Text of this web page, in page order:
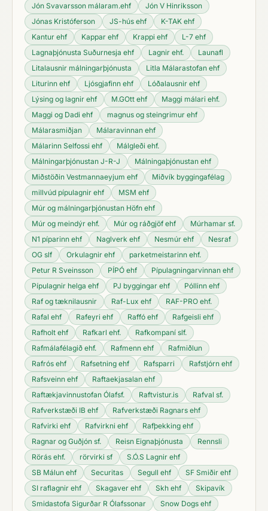
Jón Svavarsson málaram.ehf
Jón V Hinriksson
Jónas Kristóferson
JS-hús ehf
K-TAK ehf
Kantur ehf
Kappar ehf Krappi ehf
L-7 ehf
Lagnaþjónusta Suðurnesja ehf
Lagnir ehf.
Launafl
Litalausnir málningarþjónusta
Litla Málarastofan ehf
Liturinn ehf
Ljósgjafinn ehf
Lóðalausnir ehf
Lýsing og lagnir ehf
M.GOtt ehf
Maggi málari ehf.
Maggi og Dadi ehf
magnus og steingrimur ehf
Málarasmiðjan
Málaravinnan ehf
Málarinn Selfossi ehf
Málgleði ehf.
Málningarþjónustan J-R-J
Málningaþjónustan ehf
Miðstöðin Vestmannaeyjum ehf
Miðvík byggingafélag
millvúd pípulagnir ehf
MSM ehf
Múr og málningarþjónustan Höfn ehf
Múr og meindýr ehf.
Múr og ráðgjöf ehf
Múrhamar sf.
N1 píparinn ehf
Naglverk ehf Nesmúr ehf
Nesraf
OG slf
Orkulagnir ehf
parketmeistarinn ehf.
Petur R Sveinsson
PÍPÓ ehf
Pípulagningarvinnan ehf
Pípulagnir helga ehf
PJ byggingar ehf
Póllinn ehf
Raf og tæknilausnir
Raf-Lux ehf
RAF-PRO ehf.
Rafal ehf
Rafeyri ehf Raffó ehf
Rafgeisli ehf
Rafholt ehf
Rafkarl ehf.
Rafkompaní slf.
Rafmálafélagið ehf.
Rafmenn ehf
Rafmiðlun
Rafrós ehf
Rafsetning ehf Rafsparri
Rafstjórn ehf
Rafsveinn ehf
Raftaekjasalan ehf
Raftækjavinnustofan Ólafsf.
Raftvistur.is
Rafval sf.
Rafverkstæði IB ehf
Rafverkstæði Ragnars ehf
Rafvirki ehf
Rafvirkni ehf
Rafþekking ehf
Ragnar og Guðjón sf.
Reisn Eignaþjónusta
Rennsli
Rörás ehf.
rörvirki sf
S.Ó.S Lagnir ehf
SB Málun ehf
Securitas Segull ehf
SF Smiðir ehf
SI raflagnir ehf
Skagaver ehf Skh ehf
Skipavík
Smidastofa Sigurðar R Ólafssonar
Snow Dogs ehf